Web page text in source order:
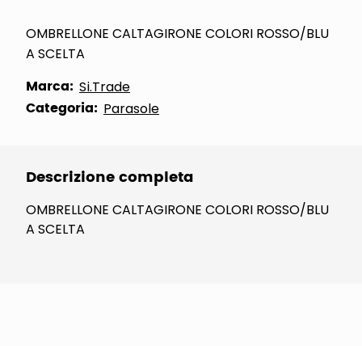
OMBRELLONE CALTAGIRONE COLORI ROSSO/BLU
A SCELTA
Marca: Si.Trade
Categoria: Parasole
Descrizione completa
OMBRELLONE CALTAGIRONE COLORI ROSSO/BLU
A SCELTA